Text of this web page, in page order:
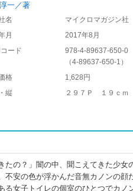
一／著
名
マイクロマガジン社
月
2017年8月
ード
978-4-89637-650-0
（4-89637-650-1 ）
格
1,628円
縦
２９７Ｐ １９ｃｍ
たの？」闇の中、聞こえてきた少
不安の色が浮かんだ音無カノンの
る女子トイレの個室のひとつでカ